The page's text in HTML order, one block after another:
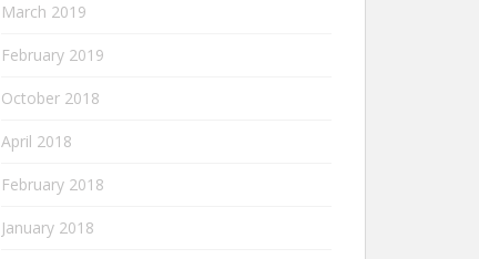
March 2019
February 2019
October 2018
April 2018
February 2018
January 2018